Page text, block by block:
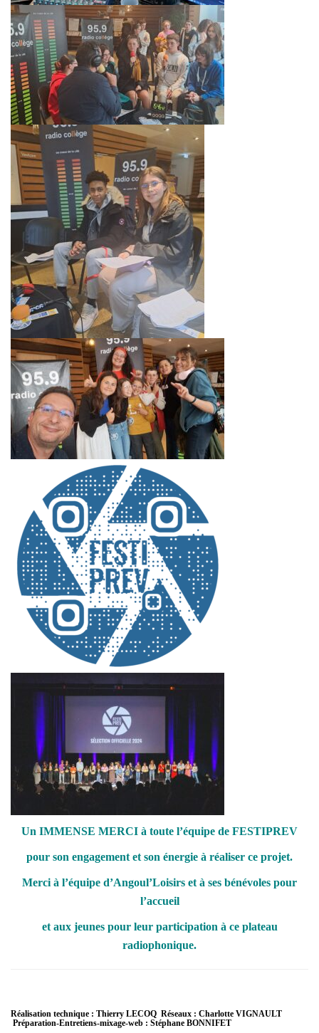
Un IMMENSE MERCI à toute l’équipe de FESTIPREV
pour son engagement et son énergie à réaliser ce projet.
Merci à l’équipe d’Angoul’Loisirs et à ses bénévoles pour
l’accueil
et aux jeunes pour leur participation à ce plateau
radiophonique.
Réalisation technique : Thierry LECOQ Réseaux : Charlotte VIGNAULT
Préparation-Entretiens-mixage-web : Stéphane BONNIFET